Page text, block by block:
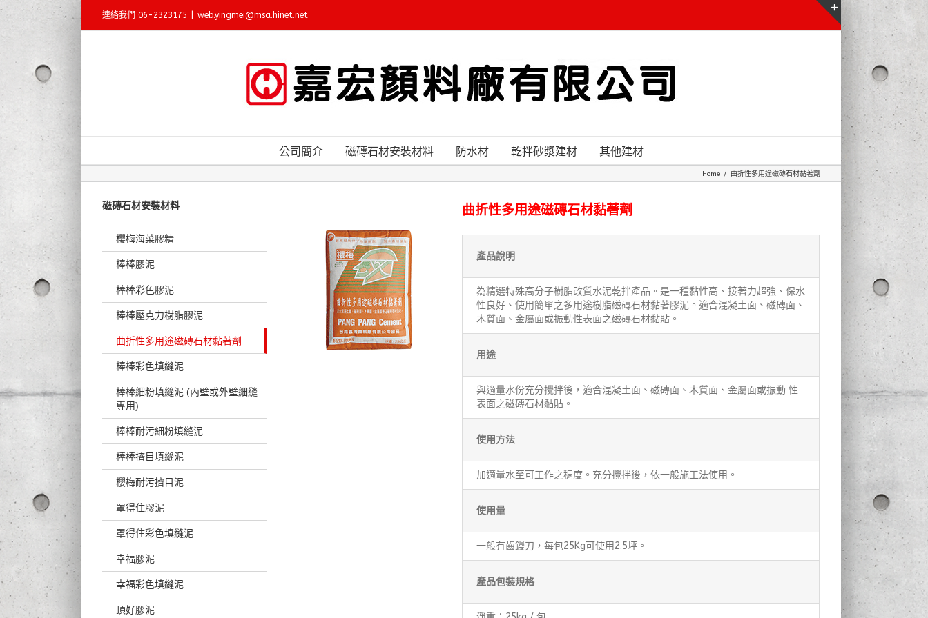
連絡我們 06-2323175 web.yingmei@msa.hinet.net
公司簡介 磁磚石材安裝材料 防水材 乾拌砂漿建材 其他建材
Home / 曲折性多用途磁磚石材黏著劑
曲折性多用途磁磚石材黏著劑
產品說明
為精選特殊高分子樹脂改質水泥乾拌產品。是一種黏性高、接著力超強、保水
性良好、使用簡單之多用途樹脂磁磚石材黏著膠泥。適合混凝土面、磁磚面、
木質面、金屬面或振動性表面之磁磚石材黏貼。
用途
與適量水份充分攪拌後，適合混凝土面、磁磚面、木質面、金屬面或振動 性
表面之磁磚石材黏貼。
使用方法
加適量水至可工作之稠度。充分攪拌後，依一般施工法使用。
使用量
一般有齒鏝刀，每包25Kg可使用2.5坪。
產品包裝規格
磁磚石材安裝材料
櫻梅海菜膠精
棒棒膠泥
棒棒彩色膠泥
棒棒壓克力樹脂膠泥
曲折性多用途磁磚石材黏著劑
棒棒彩色填縫泥
棒棒細粉填縫泥 (內壁或外壁細縫
專用)
棒棒耐污細粉填縫泥
棒棒擠目填縫泥
櫻梅耐污擠目泥
罩得住膠泥
罩得住彩色填縫泥
幸福膠泥
幸福彩色填縫泥
頂好膠泥
Toggle
Sliding
Bar
Area